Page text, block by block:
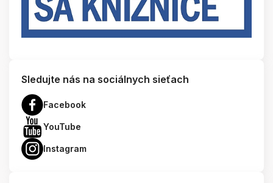
Sledujte nás na sociálnych sieťach
Facebook
YouTube
Instagram